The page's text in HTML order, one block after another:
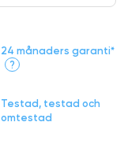
24 månaders garanti*
?
Testad, testad och
omtestad